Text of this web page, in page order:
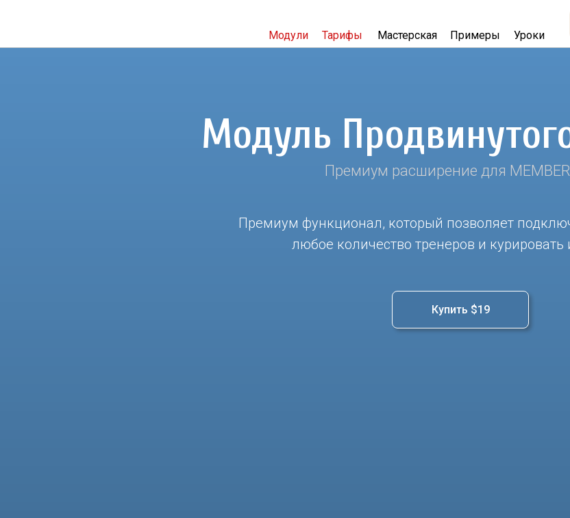
Модули Тарифы Примеры
Мастерская Уроки
Модуль
Премиум функционал, который позволяет
любое количество тренеров и курировать
Купить $19
Премиум расширение для